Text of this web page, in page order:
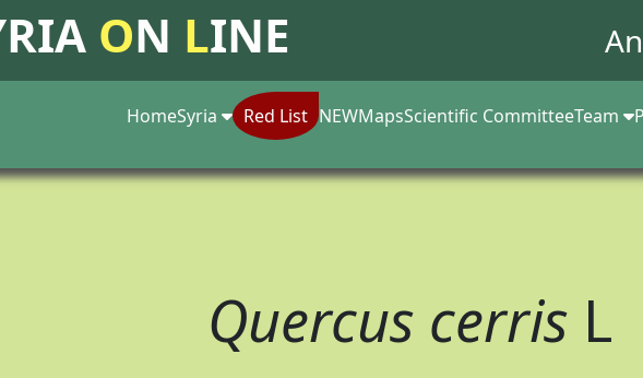
ON LINE
HomeSyria Red List NEWMapsScientific CommitteeTeam
Quercus cerris L